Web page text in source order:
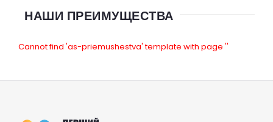
НАШИ ПРЕИМУЩЕСТВА
Cannot find 'as-priemushestva' template with page ''